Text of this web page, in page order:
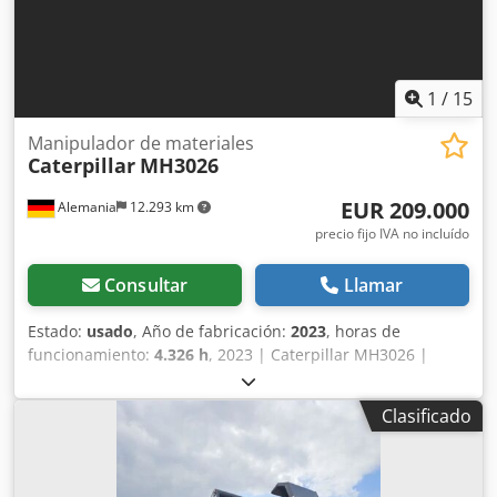
1 / 15
Alemania 12.293 km
Manipulador de materiales
Caterpillar MH3026
EUR 209.000
precio fijo IVA no incluído
Consultar Llamar
Estado: usado, Año de fabricación: 2023, horas de
funcionamiento: 4.326 h, 2023 | Caterpillar MH3026 |
Manipulador de materiales usado | 4326 horas 📍
Ubicación: Alemania 🚛 Entrega disponible a su destino –
¡Utilice nuestra calculadora de envío para estimar los
costes de transporte! 💰 Cómpralo ahora por 209.000 EUR o
haz una oferta. Pago a la entrega disponible por una tarifa
Clasificado